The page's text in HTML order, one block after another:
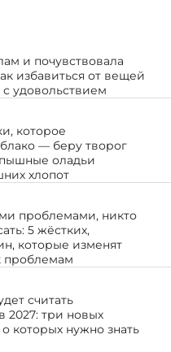
и почувствовала
избавиться от вещей
удовольствием
которое
— беру творог
оладьи
хлопот
проблемами, никто
5 жёстких,
которые изменят
проблемам
считать
2027: три новых
которых нужно знать